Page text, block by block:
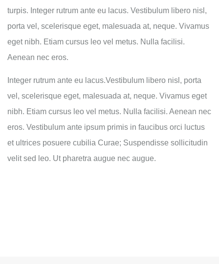
turpis. Integer rutrum ante eu lacus. Vestibulum libero nisl,
porta vel, scelerisque eget, malesuada at, neque. Vivamus
eget nibh. Etiam cursus leo vel metus. Nulla facilisi.
Aenean nec eros.
Integer rutrum ante eu lacus.Vestibulum libero nisl, porta
vel, scelerisque eget, malesuada at, neque. Vivamus eget
nibh. Etiam cursus leo vel metus. Nulla facilisi. Aenean nec
eros. Vestibulum ante ipsum primis in faucibus orci luctus
et ultrices posuere cubilia Curae; Suspendisse sollicitudin
velit sed leo. Ut pharetra augue nec augue.